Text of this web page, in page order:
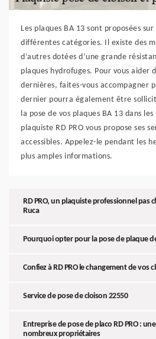
Les plaques BA 13 sont proposées
différentes catégories. Il existe des
d’autres dotées d’une grande
plaques hydrofuges. Pour vous aider
dernières, faites-vous accompagner
dernier pourra également être
la pose de vos plaques BA 13 dans
plaquiste RD PRO vous propose ses
accessibles. Appelez-le pendant les
plus amples informations.
RD PRO, un plaquiste professionnel pas
Ruca
Pourquoi opter pour la pose de plaque
Confiez à RD PRO le changement de vos
Service de pose de cloison 22550
Entreprise de pose de placo RD PRO :
nombreux propriétaires